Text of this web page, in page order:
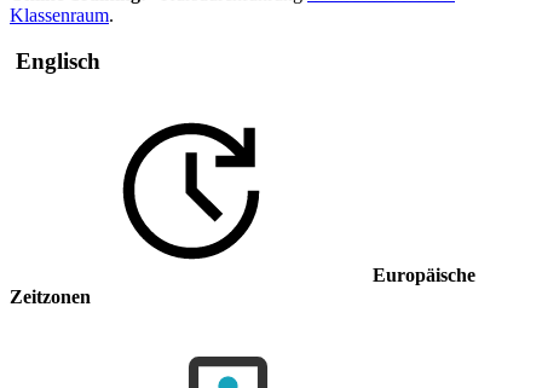
Klassenraum.
Englisch
Europäische
Zeitzonen